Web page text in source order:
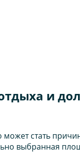
и
стать
выбранная